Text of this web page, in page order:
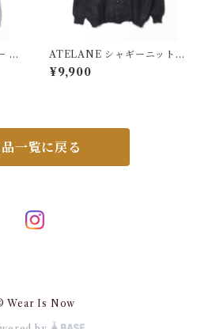
ノ
2
ATELANE シャギーニットカ
ーディガン ブラック 25A-210
40
¥9,900
一覧に戻る
Wear Is Now